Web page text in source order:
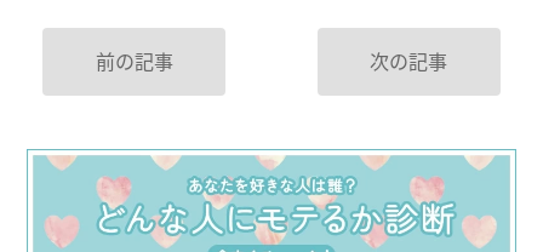
前の記事 次の記事